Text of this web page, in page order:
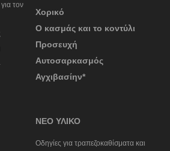
τον
Χορικό
Ο κασμάς και το κοντύλι
Προσευχή
Αυτοσαρκασμός
Αγχιβασίην*
ΝΕΟ ΥΛΙΚΟ
Οδηγίες για τραπεζοκαθίσματα και